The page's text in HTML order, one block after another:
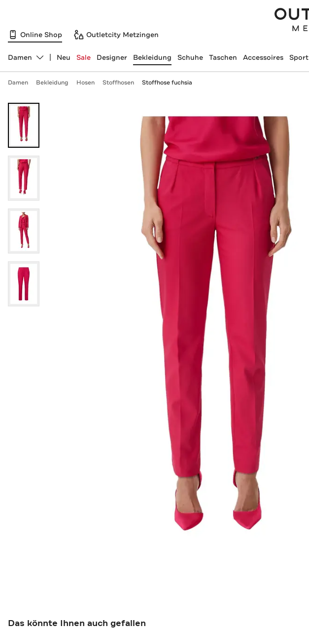
Online Shop Outletcity Metzingen
Abteilung ändern, ausgewählt:
Damen Neu Sale Designer Bekleidung Schuhe Taschen Accessoires Sport
Damen Bekleidung Hosen Stoffhosen Stoffhose fuchsia
Das könnte Ihnen auch gefallen